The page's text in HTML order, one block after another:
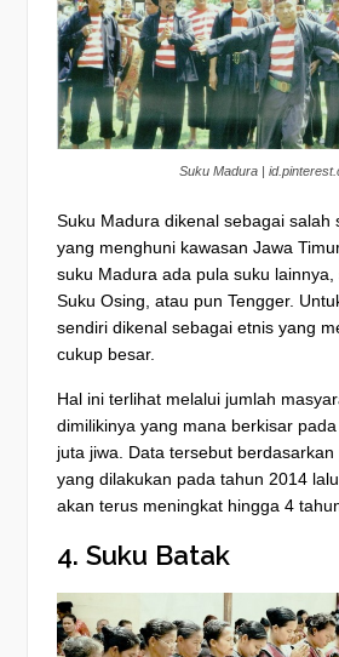
Suku Madura |
Suku Madura dikenal sebagai salah
yang menghuni kawasan Jawa
suku Madura ada pula suku lainnya,
Suku Osing, atau pun Tengger.
sendiri dikenal sebagai etnis yang
cukup besar.
Hal ini terlihat melalui jumlah
dimilikinya yang mana berkisar
juta jiwa. Data tersebut
yang dilakukan pada tahun 2014
akan terus meningkat hingga 4
4. Suku Batak